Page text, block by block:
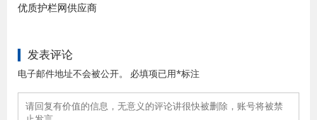
优质护栏网供应商
发表评论
电子邮件地址不会被公开。 必填项已用*标注